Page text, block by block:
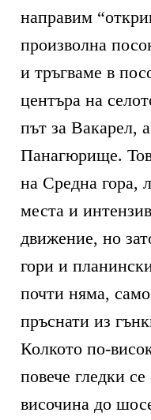
направим
произволна
и тръгваме в
центъра на
път за Вакарел,
Панагюрище.
на Средна гора,
места и
движение, но
гори и
почти няма,
пръснати из
Колкото по-
повече гледки
височина до